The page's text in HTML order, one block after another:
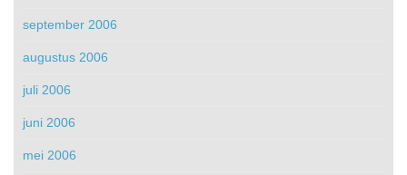
september 2006
augustus 2006
juli 2006
juni 2006
mei 2006